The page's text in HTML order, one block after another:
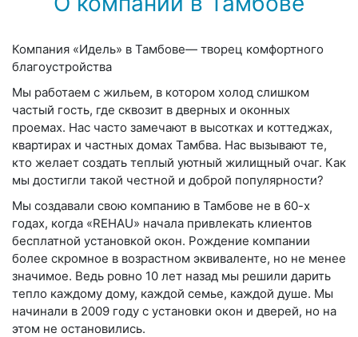
Компания «Идель» в Тамбове— творец комфортного
благоустройства
Мы работаем с жильем, в котором холод слишком
частый гость, где сквозит в дверных и оконных
проемах. Нас часто замечают в высотках и коттеджах,
квартирах и частных домах Тамбва. Нас вызывают те,
кто желает создать теплый уютный жилищный очаг. Как
мы достигли такой честной и доброй популярности?
Мы создавали свою компанию в Тамбове не в 60-х
годах, когда «REHAU» начала привлекать клиентов
бесплатной установкой окон. Рождение компании
более скромное в возрастном эквиваленте, но не менее
значимое. Ведь ровно 10 лет назад мы решили дарить
тепло каждому дому, каждой семье, каждой душе. Мы
начинали в 2009 году с установки окон и дверей, но на
этом не остановились.